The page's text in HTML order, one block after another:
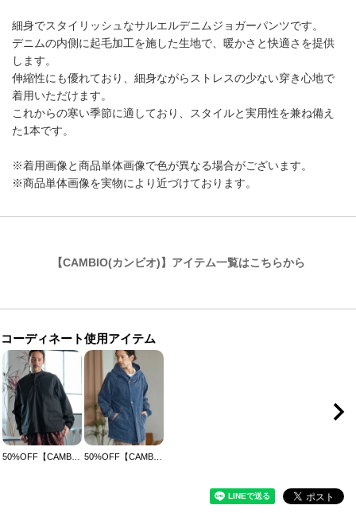
細身でスタイリッシュなサルエルデニムジョガーパンツです。
デニムの内側に起毛加工を施した生地で、暖かさと快適さを提供
します。
伸縮性にも優れており、細身ながらストレスの少ない穿き心地で
着用いただけます。
これからの寒い季節に適しており、スタイルと実用性を兼ね備え
た1本です。
※着用画像と商品単体画像で色が異なる場合がございます。
※商品単体画像を実物により近づけております。
【CAMBIO(カンビオ)】アイテム一覧はこちらから
コーディネート使用アイテム